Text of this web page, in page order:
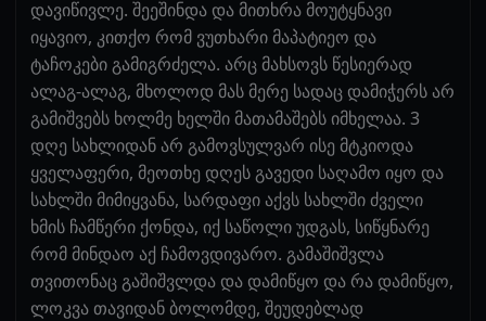
დავიწივლე. შეეშინდა და მითხრა მოუტყნავი
იყავიო, კითქო რომ ვუთხარი მაპატიეო და
ტაჩოკები გამიგრძელა. არც მახსოვს წესიერად
ალაგ-ალაგ, მხოლოდ მას მერე სადაც დამიჭერს არ
გამიშვებს ხოლმე ხელში მათამაშებს იმხელაა. 3
დღე სახლიდან არ გამოვსულვარ ისე მტკიოდა
ყველაფერი, მეოთხე დღეს გავედი საღამო იყო და
სახლში მიმიყვანა, სარდაფი აქვს სახლში ძველი
ხმის ჩამწერი ქონდა, იქ საწოლი უდგას, სიწყნარე
რომ მინდაო აქ ჩამოვდივარო. გამაშიშვლა
თვითონაც გაშიშვლდა და დამიწყო და რა დამიწყო,
ლოკვა თავიდან ბოლომდე, შეუდებლად